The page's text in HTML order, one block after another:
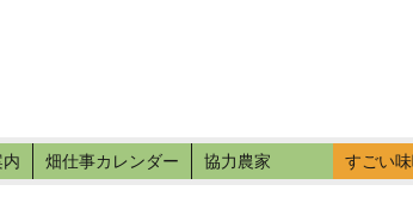
畑仕事カレンダー 協力農家 すごい